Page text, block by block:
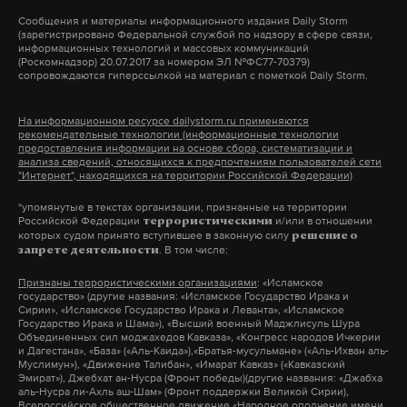
#ес # украина #сша # рф
культурную общественную организацию «Туба
калык» в связи с ее ликвидацией.
иностранных дел России Георгия Кунадзе и еще
двух человек.
Подпишитесь на Daily Storm вMAX. Он
работает там, где тормозит интернет.
А еще мы есть вTelegram, ДзениVK
Макс Telegram
Дзен VK
Сообщения и материалы информационного издания Daily Storm
(зарегистрировано Федеральной службой по надзору в сфере связи,
информационных технологий и массовых коммуникаций
(Роскомнадзор) 20.07.2017 за номером ЭЛ №ФС77-70379)
сопровождаются гиперссылкой на материал с пометкой Daily Storm.
На информационном ресурсе dailystorm.ru применяются
рекомендательные технологии (информационные технологии
предоставления информации на основе сбора, систематизации и
анализа сведений, относящихся к предпочтениям пользователей сети
"Интернет", находящихся на территории Российской Федерации)
*упомянутые в текстах организации, признанные на территории
Российской Федерации террористическими и/или в отношении
которых судом принято вступившее в законную силу решение о
запрете деятельности. В том числе:
Признаны террористическими организациями: «Исламское
государство» (другие названия: «Исламское Государство Ирака и
Сирии», «Исламское Государство Ирака и Леванта», «Исламское
Государство Ирака и Шама»), «Высший военный Маджлисуль Шура
Объединенных сил моджахедов Кавказа», «Конгресс народов Ичкерии
и Дагестана», «База» («Аль-Каида»),«Братья-мусульмане» («Аль-Ихван аль-
Муслимун»), «Движение Талибан», «Имарат Кавказ» («Кавказский
Эмират»), Джебхат ан-Нусра (Фронт победы)(другие названия: «Джабха
аль-Нусра ли-Ахль аш-Шам» (Фронт поддержки Великой Сирии),